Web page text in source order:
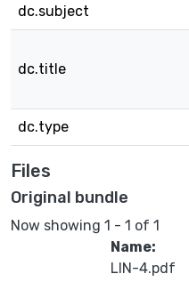
dc.subject
dc.title
dc.type
Files
Original bundle
Now showing 1 - 1 of 1
Name:
LIN-4.pdf